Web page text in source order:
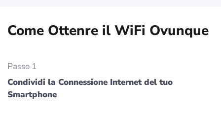
Come Ottenre il WiFi Ovunque
Passo 1
Condividi la Connessione Internet del tuo
Smartphone